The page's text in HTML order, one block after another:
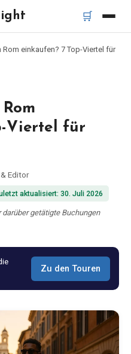
🛒
Rom einkaufen? 7 Top-Viertel für
Viertel für
Editor
aktualisiert: 30. Juli 2026
getätigte Buchungen
Zu den Touren